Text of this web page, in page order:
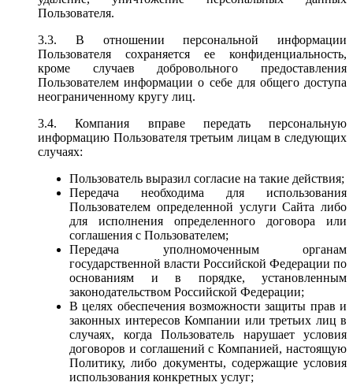
Пользователя.
3.3. В отношении персональной информации
Пользователя сохраняется ее конфиденциальность,
кроме случаев добровольного предоставления
Пользователем информации о себе для общего доступа
неограниченному кругу лиц.
3.4. Компания вправе передать персональную
информацию Пользователя третьим лицам в следующих
случаях:
Пользователь выразил согласие на такие действия;
Передача необходима для использования
Пользователем определенной услуги Сайта либо
для исполнения определенного договора или
соглашения с Пользователем;
Передача уполномоченным органам
государственной власти Российской Федерации по
основаниям и в порядке, установленным
законодательством Российской Федерации;
В целях обеспечения возможности защиты прав и
законных интересов Компании или третьих лиц в
случаях, когда Пользователь нарушает условия
договоров и соглашений с Компанией, настоящую
Политику, либо документы, содержащие условия
использования конкретных услуг;